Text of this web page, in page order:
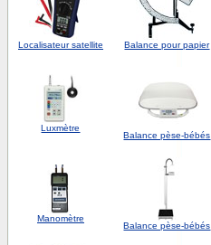
Localisateur satellite Balance pour papier
Luxmètre
Balance pèse-bébés
Manomètre
Balance pèse-bébés